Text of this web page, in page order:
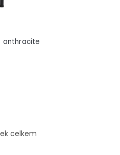
- anthracite
Ocelkem